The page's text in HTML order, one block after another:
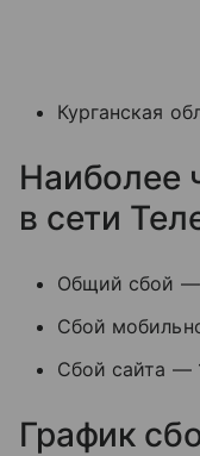
Курганская
Наиболее
в сети
Общий сбой —
Сбой
Сбой сайта —
График